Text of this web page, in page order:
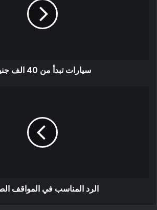
سيارات تبدأ من 40 الف جنيه
الرد المناسب في المواقف